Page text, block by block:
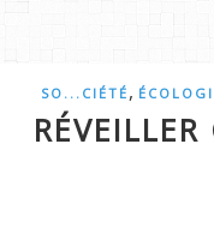
SO...CIÉTÉ ,